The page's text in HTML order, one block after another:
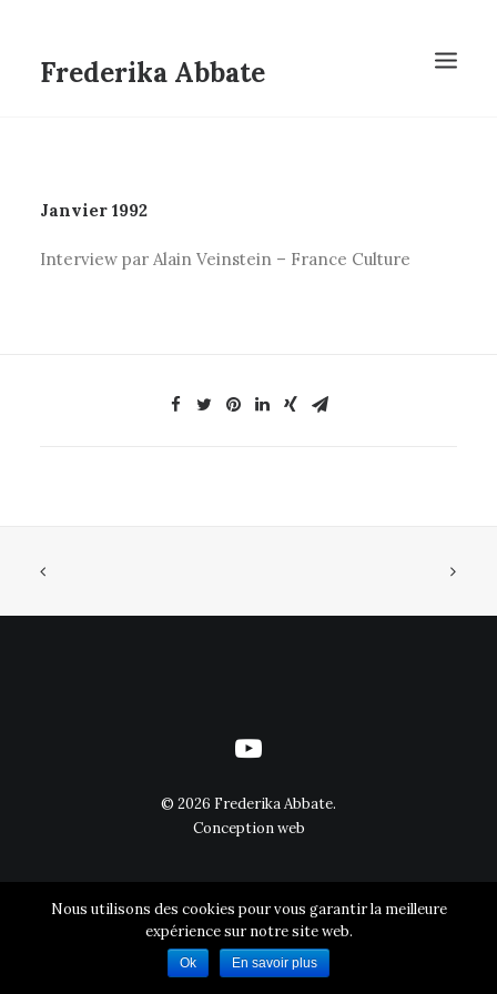
Frederika Abbate
Janvier 1992
Interview par Alain Veinstein – France Culture
© 2026 Frederika Abbate.
Conception web
Nous utilisons des cookies pour vous garantir la meilleure
expérience sur notre site web.
Ok En savoir plus